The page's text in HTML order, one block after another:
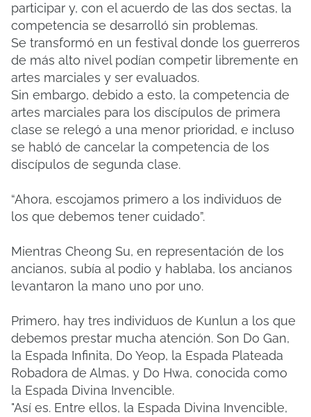
participar y, con el acuerdo de las dos sectas, la
competencia se desarrolló sin problemas.
Se transformó en un festival donde los guerreros
de más alto nivel podían competir libremente en
artes marciales y ser evaluados.
Sin embargo, debido a esto, la competencia de
artes marciales para los discípulos de primera
clase se relegó a una menor prioridad, e incluso
se habló de cancelar la competencia de los
discípulos de segunda clase.
“Ahora, escojamos primero a los individuos de
los que debemos tener cuidado”.
Mientras Cheong Su, en representación de los
ancianos, subía al podio y hablaba, los ancianos
levantaron la mano uno por uno.
Primero, hay tres individuos de Kunlun a los que
debemos prestar mucha atención. Son Do Gan,
la Espada Infinita, Do Yeop, la Espada Plateada
Robadora de Almas, y Do Hwa, conocida como
la Espada Divina Invencible.
"Así es. Entre ellos, la Espada Divina Invencible,